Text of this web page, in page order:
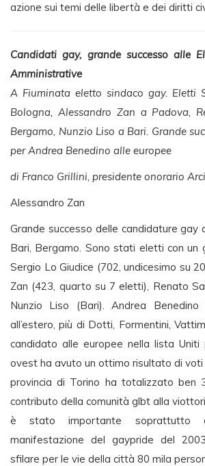
azione sui temi delle libertà e dei diritti
Candidati gay, grande successo alle
Amministrative
A Fiuminata eletto sindaco gay. Eletti
Bologna, Alessandro Zan a Padova,
Bergamo, Nunzio Liso a Bari. Grande
per Andrea Benedino alle europee
di Franco Grillini, presidente onorario
Alessandro Zan
Grande successo delle candidature gay
Bari, Bergamo. Sono stati eletti con un
Sergio Lo Giudice (702, undicesimo su
Zan (423, quarto su 7 eletti), Renato
Nunzio Liso (Bari). Andrea
all’estero, più di Dotti, Formentini,
candidato alle europee nella lista Uniti
ovest ha avuto un ottimo risultato di voti
provincia di Torino ha totalizzato ben
contributo della comunità glbt alla
è stato importante soprattutto
manifestazione del gaypride del
sfilare per le vie della città 80 mila